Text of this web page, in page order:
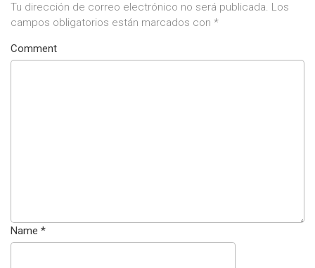
Tu dirección de correo electrónico no será publicada. Los
campos obligatorios están marcados con *
Comment
Name *